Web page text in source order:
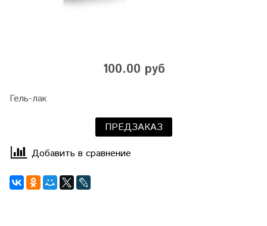
100.00 руб
Гель-лак
ПРЕДЗАКАЗ
Добавить в сравнение